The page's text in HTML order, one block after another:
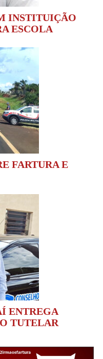
INSTITUIÇÃO
ESCOLA
FARTURA E
ENTREGA
TUTELAR